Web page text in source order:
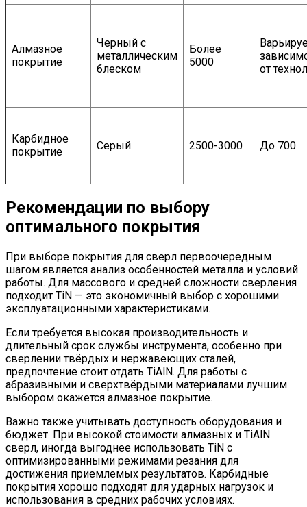
Алмазное
покрытие
Черный с
металлическим
блеском
Более
5000
от
Карбидное
покрытие
Серый 2500-3000 До 700
Рекомендации по выбору
оптимального покрытия
При выборе покрытия для сверл первоочередным
шагом является анализ особенностей металла и условий
работы. Для массового и средней сложности сверления
подходит TiN — это экономичный выбор с хорошими
эксплуатационными характеристиками.
Если требуется высокая производительность и
длительный срок службы инструмента, особенно при
сверлении твёрдых и нержавеющих сталей,
предпочтение стоит отдать TiAlN. Для работы с
абразивными и сверхтвёрдыми материалами лучшим
выбором окажется алмазное покрытие.
Важно также учитывать доступность оборудования и
бюджет. При высокой стоимости алмазных и TiAlN
сверл, иногда выгоднее использовать TiN с
оптимизированными режимами резания для
достижения приемлемых результатов. Карбидные
покрытия хорошо подходят для ударных нагрузок и
использования в средних рабочих условиях.